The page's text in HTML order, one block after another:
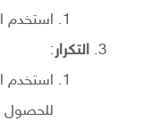
استخدم
التكرار:
للحصول